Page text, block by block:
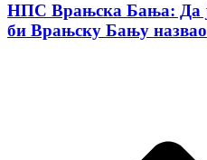
НПС Врањска Бања: Да
би Врањску Бању